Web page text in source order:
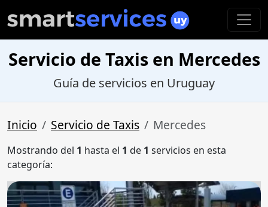
Servicio de Taxis en Mercedes
Guía de servicios en Uruguay
Inicio Servicio de Taxis Mercedes
Mostrando del 1 hasta el 1 de 1 servicios en esta
categoría: